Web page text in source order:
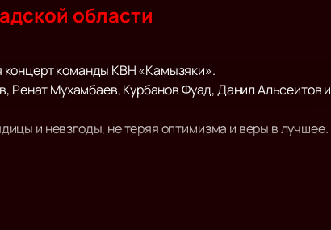
области
концерт команды КВН «Камызяки».
Ренат Мухамбаев, Курбанов Фуад, Данил Альсеитов и
и невзгоды, не теряя оптимизма и веры в лучшее.
различные ситуации, которые случаются с нами на